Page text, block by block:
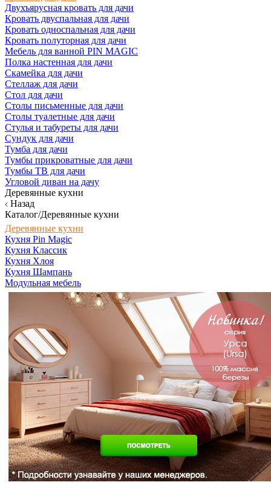
Двухъярусная кровать для дачи
Кровать двуспальная для дачи
Кровать односпальная для дачи
Кровать полуторная для дачи
Мебель для ванной PIN MAGIC
Полка настенная для дачи
Скамейка для дачи
Стеллаж для дачи
Стол для дачи
Столы письменные для дачи
Столы туалетные для дачи
Стулья и табуреты для дачи
Сундук для дачи
Тумба для дачи
Тумбы прикроватные для дачи
Тумбы ТВ для дачи
Угловой диван на дачу
Деревянные кухни
Назад
Каталог/Деревянные кухни
Деревянные кухни
Кухня Pin Magic
Кухня Классик
Кухня Хлоя
Кухня Шампань
Модульная мебель